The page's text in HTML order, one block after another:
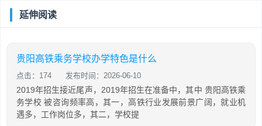
延伸阅读
贵阳高铁乘务学校办学特色是什么
点击：174 发布时间：2026-06-10
2019年招生接近尾声，2019年招生在准备中，其中 贵阳高铁乘
务学校 被咨询频率高，其一，高铁行业发展前景广阔，就业机
遇多，工作岗位多，其二，学校提